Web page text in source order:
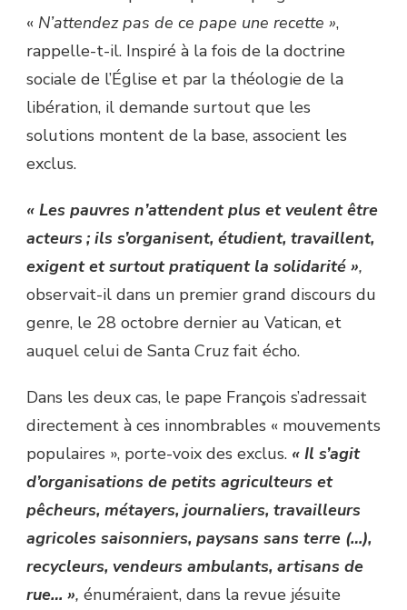
« N’attendez pas de ce pape une recette »,
rappelle-t-il. Inspiré à la fois de la doctrine
sociale de l’Église et par la théologie de la
libération, il demande surtout que les
solutions montent de la base, associent les
exclus.
« Les pauvres n’attendent plus et veulent être
acteurs ; ils s’organisent, étudient, travaillent,
exigent et surtout pratiquent la solidarité »,
observait-il dans un premier grand discours du
genre, le 28 octobre dernier au Vatican, et
auquel celui de Santa Cruz fait écho.
Dans les deux cas, le pape François s’adressait
directement à ces innombrables « mouvements
populaires », porte-voix des exclus. « Il s’agit
d’organisations de petits agriculteurs et
pêcheurs, métayers, journaliers, travailleurs
agricoles saisonniers, paysans sans terre (…),
recycleurs, vendeurs ambulants, artisans de
rue… », énuméraient, dans la revue jésuite